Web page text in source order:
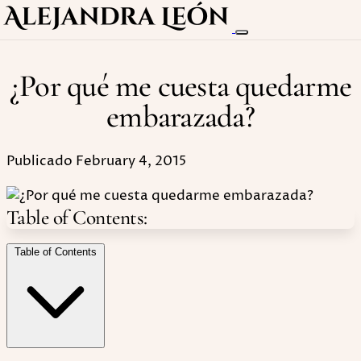
¿Por qué me cuesta quedarme
embarazada?
Publicado February 4, 2015
Table of Contents:
Table of Contents